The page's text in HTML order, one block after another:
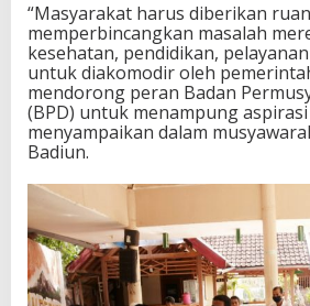
“Masyarakat harus diberikan
memperbincangkan masalah
kesehatan, pendidikan,
untuk diakomodir oleh
mendorong peran Badan
(BPD) untuk menampung
menyampaikan dalam
Badiun.